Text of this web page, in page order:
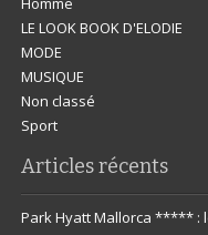
LE LOOK BOOK D'ELODIE
MODE
MUSIQUE
Non classé
Sport
Articles récents
Park Hyatt Mallorca ***** :